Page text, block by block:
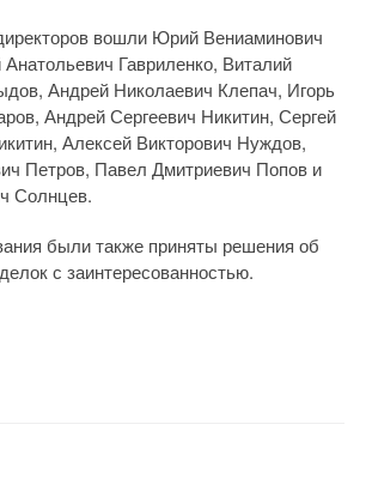
вошли Юрий Вениаминович
Гавриленко, Виталий
Андрей Николаевич Клепач, Игорь
Андрей Сергеевич Никитин, Сергей
Алексей Викторович Нуждов,
Петров, Павел Дмитриевич Попов и
Солнцев.
были также приняты решения об
с заинтересованностью.